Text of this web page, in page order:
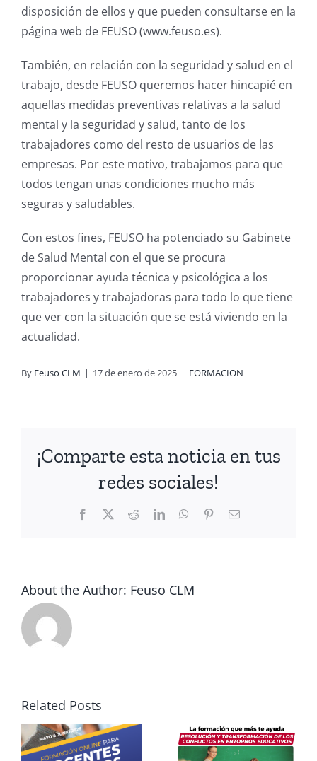
disposición de ellos y que pueden consultarse en la
página web de FEUSO (www.feuso.es).
También, en relación con la seguridad y salud en el
trabajo, desde FEUSO queremos hacer hincapié en
aquellas medidas preventivas relativas a la salud
mental y la seguridad y salud, tanto de los
trabajadores como del resto de usuarios de las
empresas. Por este motivo, trabajamos para que
todos tengan unas condiciones mucho más
seguras y saludables.
Con estos fines, FEUSO ha potenciado su Gabinete
de Salud Mental con el que se procura
proporcionar ayuda técnica y psicológica a los
trabajadores y trabajadoras para todo lo que tiene
que ver con la situación que se está viviendo en la
actualidad.
By Feuso CLM | 17 de enero de 2025 | FORMACION
¡Comparte esta noticia en tus
redes sociales!
Facebook RedditLinkedInWhatsApp
PinterestEmail
About the Author: Feuso CLM
Related Posts
plazas para
online de
FEUSO
sobre
descuentos
especiales